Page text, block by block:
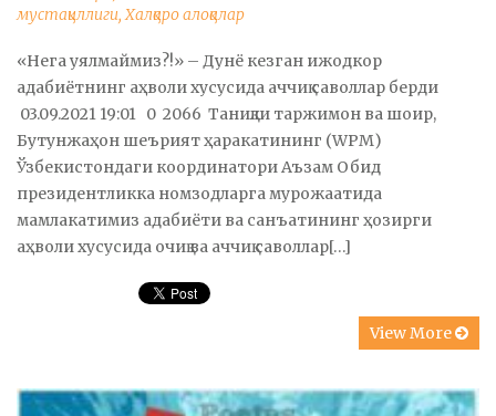
мустақиллиги,Халқаро алоқалар
«Нега уялмаймиз?!» – Дунё кезган ижодкор
адабиётнинг аҳволи хусусида аччиқ саволлар берди
03.09.2021 19:01 0 2066 Таниқли таржимон ва шоир,
Бутунжаҳон шеърият ҳаракатининг (WPM)
Ўзбекистондаги координатори Аъзам Обид
президентликка номзодларга мурожаатида
мамлакатимиз адабиёти ва санъатининг ҳозирги
аҳволи хусусида очиқ ва аччиқ саволлар[…]
View More